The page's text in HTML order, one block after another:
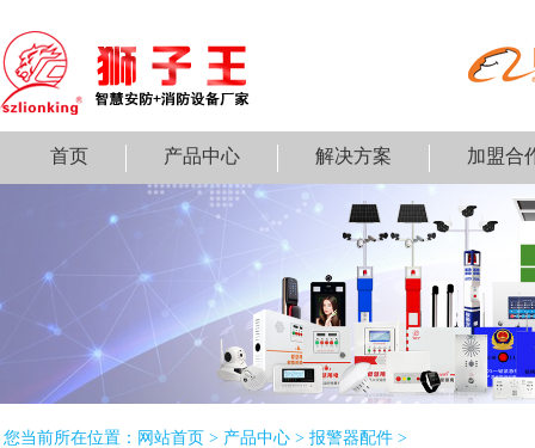
首页 产品中心 解决方案 加盟合
您当前所在位置： 网站首页 > 产品中心 > 报警器配件 >